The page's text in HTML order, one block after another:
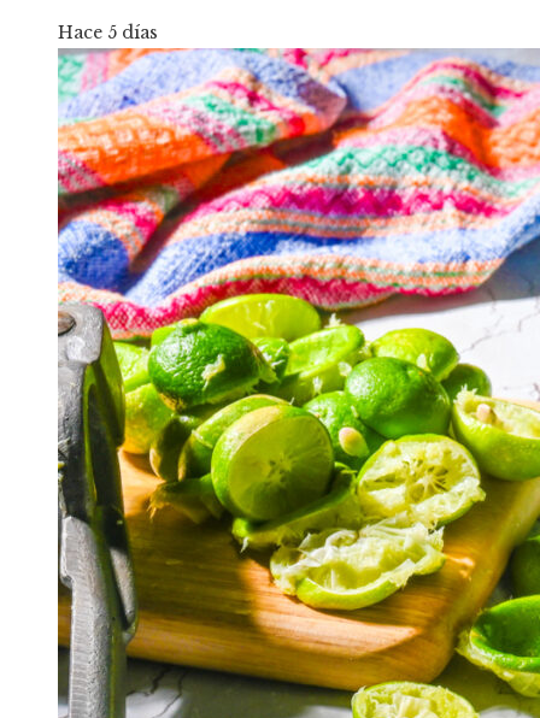
Hace 5 días